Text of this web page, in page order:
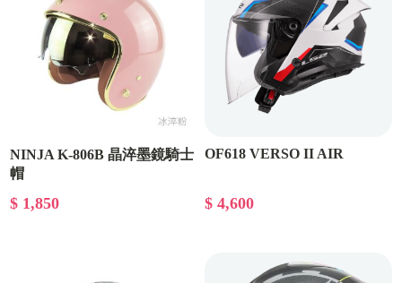
NINJA K-806B 晶淬墨鏡騎士
帽
$ 1,850
OF618 VERSO II AIR
$ 4,600